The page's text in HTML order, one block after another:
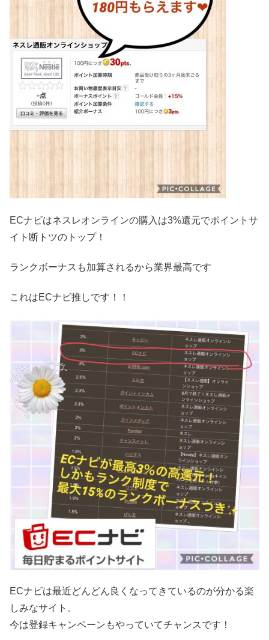
ECナビはネスレオンラインの購入は3%還元でポイントサ
イト断トツのトップ！
ランクボーナスも加算されるから業界最高です︎
これはECナビ推しです️！！
ECナビは最近どんどん良くなってきているのが分かる楽
しみなサイト。
今は登録キャンペーンもやっていてチャンスです！